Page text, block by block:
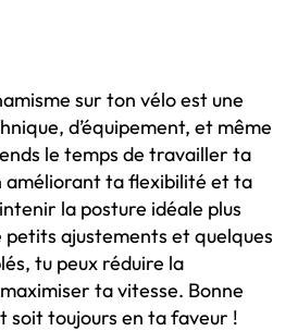
sur ton vélo est une
d’équipement, et même
le temps de travailler ta
améliorant ta flexibilité et ta
la posture idéale plus
petits ajustements et quelques
tu peux réduire la
ta vitesse. Bonne
soit toujours en ta faveur !